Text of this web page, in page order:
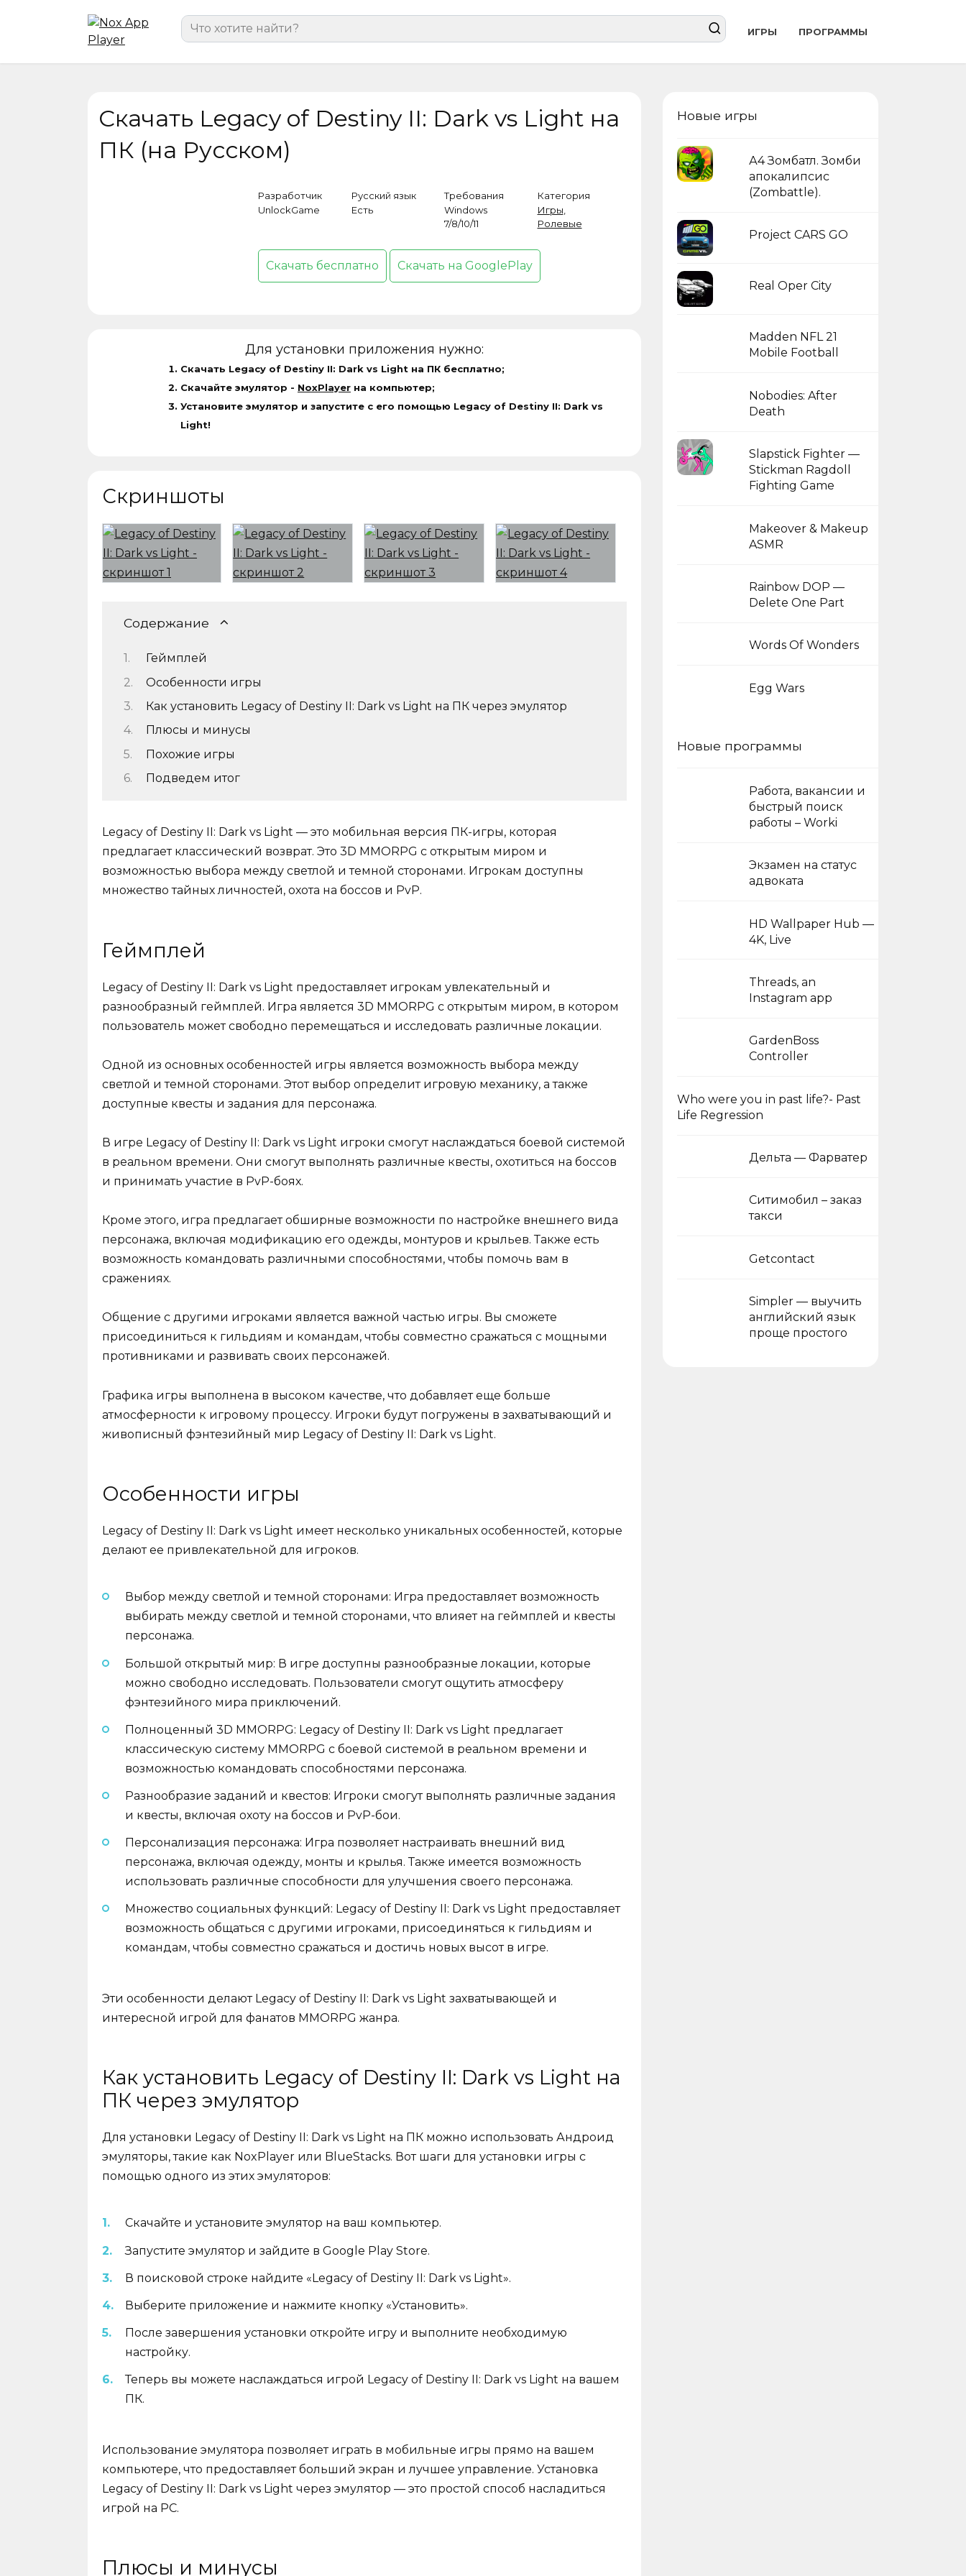
Search
for:
ИГРЫ ПРОГРАММЫ
Скачать Legacy of Destiny II: Dark vs Light на
ПК (на Русском)
Разработчик
UnlockGame
Русский язык
Есть
Требования
Windows
7/8/10/11
Категория
Игры
Ролевые
Скачать бесплатно Скачать на GooglePlay
Для установки приложения нужно:
Скачать Legacy of Destiny II: Dark vs Light на ПК бесплатно;
Скачайте эмулятор - NoxPlayer на компьютер;
Установите эмулятор и запустите с его помощью Legacy of Destiny II: Dark vs
Light!
Скриншоты
Содержание
Геймплей
Особенности игры
Как установить Legacy of Destiny II: Dark vs Light на ПК через эмулятор
Плюсы и минусы
Похожие игры
Подведем итог
Legacy of Destiny II: Dark vs Light — это мобильная версия ПК-игры, которая
предлагает классический возврат. Это 3D MMORPG с открытым миром и
возможностью выбора между светлой и темной сторонами. Игрокам доступны
множество тайных личностей, охота на боссов и PvP.
Геймплей
Legacy of Destiny II: Dark vs Light предоставляет игрокам увлекательный и
разнообразный геймплей. Игра является 3D MMORPG с открытым миром, в котором
пользователь может свободно перемещаться и исследовать различные локации.
Одной из основных особенностей игры является возможность выбора между
светлой и темной сторонами. Этот выбор определит игровую механику, а также
доступные квесты и задания для персонажа.
В игре Legacy of Destiny II: Dark vs Light игроки смогут наслаждаться боевой системой
в реальном времени. Они смогут выполнять различные квесты, охотиться на боссов
и принимать участие в PvP-боях.
Кроме этого, игра предлагает обширные возможности по настройке внешнего вида
персонажа, включая модификацию его одежды, монтуров и крыльев. Также есть
возможность командовать различными способностями, чтобы помочь вам в
сражениях.
Общение с другими игроками является важной частью игры. Вы сможете
присоединиться к гильдиям и командам, чтобы совместно сражаться с мощными
противниками и развивать своих персонажей.
Графика игры выполнена в высоком качестве, что добавляет еще больше
атмосферности к игровому процессу. Игроки будут погружены в захватывающий и
живописный фэнтезийный мир Legacy of Destiny II: Dark vs Light.
Особенности игры
Legacy of Destiny II: Dark vs Light имеет несколько уникальных особенностей, которые
делают ее привлекательной для игроков.
Выбор между светлой и темной сторонами: Игра предоставляет возможность
выбирать между светлой и темной сторонами, что влияет на геймплей и квесты
персонажа.
Большой открытый мир: В игре доступны разнообразные локации, которые
можно свободно исследовать. Пользователи смогут ощутить атмосферу
фэнтезийного мира приключений.
Полноценный 3D MMORPG: Legacy of Destiny II: Dark vs Light предлагает
классическую систему MMORPG с боевой системой в реальном времени и
возможностью командовать способностями персонажа.
Разнообразие заданий и квестов: Игроки смогут выполнять различные задания
и квесты, включая охоту на боссов и PvP-бои.
Персонализация персонажа: Игра позволяет настраивать внешний вид
персонажа, включая одежду, монты и крылья. Также имеется возможность
использовать различные способности для улучшения своего персонажа.
Множество социальных функций: Legacy of Destiny II: Dark vs Light предоставляет
возможность общаться с другими игроками, присоединяться к гильдиям и
командам, чтобы совместно сражаться и достичь новых высот в игре.
Эти особенности делают Legacy of Destiny II: Dark vs Light захватывающей и
интересной игрой для фанатов MMORPG жанра.
Как установить Legacy of Destiny II: Dark vs Light на
ПК через эмулятор
Для установки Legacy of Destiny II: Dark vs Light на ПК можно использовать Андроид
эмуляторы, такие как NoxPlayer или BlueStacks. Вот шаги для установки игры с
помощью одного из этих эмуляторов:
Скачайте и установите эмулятор на ваш компьютер.
Запустите эмулятор и зайдите в Google Play Store.
В поисковой строке найдите «Legacy of Destiny II: Dark vs Light».
Выберите приложение и нажмите кнопку «Установить».
После завершения установки откройте игру и выполните необходимую
настройку.
Теперь вы можете наслаждаться игрой Legacy of Destiny II: Dark vs Light на вашем
ПК.
Использование эмулятора позволяет играть в мобильные игры прямо на вашем
компьютере, что предоставляет больший экран и лучшее управление. Установка
Legacy of Destiny II: Dark vs Light через эмулятор — это простой способ насладиться
игрой на PC.
Плюсы и минусы
Новые игры
А4 Зомбатл. Зомби
апокалипсис
(Zombattle).
Project CARS GO
Real Oper City
Madden NFL 21
Mobile Football
Nobodies: After
Death
Slapstick Fighter —
Stickman Ragdoll
Fighting Game
Makeover & Makeup
ASMR
Rainbow DOP —
Delete One Part
Words Of Wonders
Egg Wars
Новые программы
Работа, вакансии и
быстрый поиск
работы – Worki
Экзамен на статус
адвоката
HD Wallpaper Hub —
4K, Live
Threads, an
Instagram app
GardenBoss
Controller
Who were you in past life?- Past
Life Regression
Дельта — Фарватер
Ситимобил – заказ
такси
Getcontact
Simpler — выучить
английский язык
проще простого